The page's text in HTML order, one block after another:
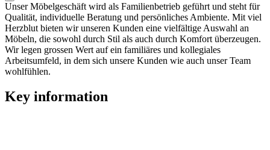
Unser Möbelgeschäft wird als Familienbetrieb geführt und steht für
Qualität, individuelle Beratung und persönliches Ambiente. Mit viel
Herzblut bieten wir unseren Kunden eine vielfältige Auswahl an
Möbeln, die sowohl durch Stil als auch durch Komfort überzeugen.
Wir legen grossen Wert auf ein familiäres und kollegiales
Arbeitsumfeld, in dem sich unsere Kunden wie auch unser Team
wohlfühlen.
Key information